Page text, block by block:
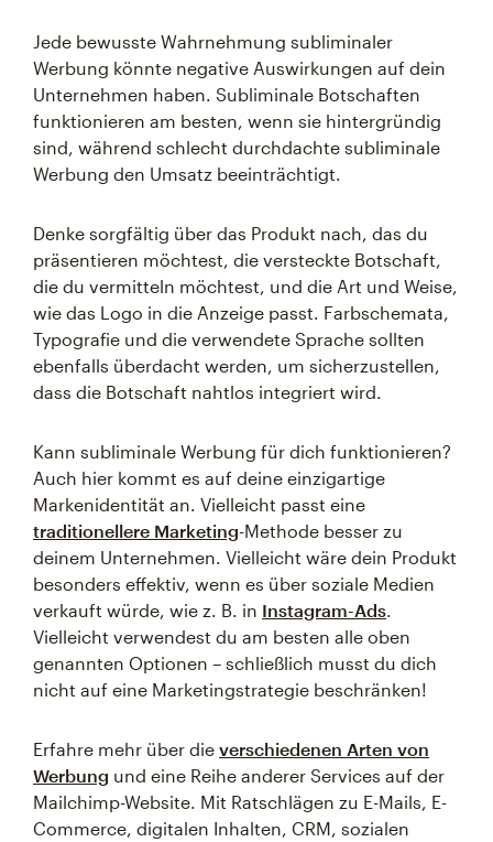
Jede bewusste Wahrnehmung subliminaler
Werbung könnte negative Auswirkungen auf dein
Unternehmen haben. Subliminale Botschaften
funktionieren am besten, wenn sie hintergründig
sind, während schlecht durchdachte subliminale
Werbung den Umsatz beeinträchtigt.
Denke sorgfältig über das Produkt nach, das du
präsentieren möchtest, die versteckte Botschaft,
die du vermitteln möchtest, und die Art und Weise,
wie das Logo in die Anzeige passt. Farbschemata,
Typografie und die verwendete Sprache sollten
ebenfalls überdacht werden, um sicherzustellen,
dass die Botschaft nahtlos integriert wird.
Kann subliminale Werbung für dich funktionieren?
Auch hier kommt es auf deine einzigartige
Markenidentität an. Vielleicht passt eine
traditionellere Marketing-Methode besser zu
deinem Unternehmen. Vielleicht wäre dein Produkt
besonders effektiv, wenn es über soziale Medien
verkauft würde, wie z. B. in Instagram-Ads.
Vielleicht verwendest du am besten alle oben
genannten Optionen – schließlich musst du dich
nicht auf eine Marketingstrategie beschränken!
Erfahre mehr über die verschiedenen Arten von
Werbung und eine Reihe anderer Services auf der
Mailchimp-Website. Mit Ratschlägen zu E-Mails, E-
Commerce, digitalen Inhalten, CRM, sozialen